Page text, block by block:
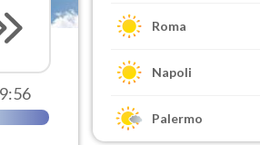
Roma
Napoli
Palermo